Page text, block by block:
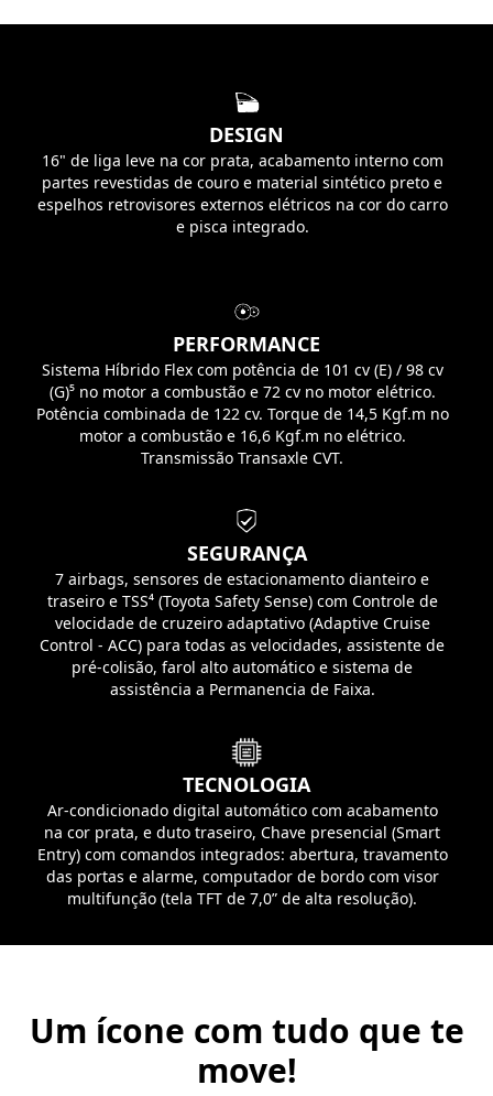
DESIGN
16" de liga leve na cor prata, acabamento interno com
partes revestidas de couro e material sintético preto e
espelhos retrovisores externos elétricos na cor do carro
e pisca integrado.
PERFORMANCE
Sistema Híbrido Flex com potência de 101 cv (E) / 98 cv
(G)⁵ no motor a combustão e 72 cv no motor elétrico.
Potência combinada de 122 cv. Torque de 14,5 Kgf.m no
motor a combustão e 16,6 Kgf.m no elétrico.
Transmissão Transaxle CVT.
SEGURANÇA
7 airbags, sensores de estacionamento dianteiro e
traseiro e TSS⁴ (Toyota Safety Sense) com Controle de
velocidade de cruzeiro adaptativo (Adaptive Cruise
Control - ACC) para todas as velocidades, assistente de
pré-colisão, farol alto automático e sistema de
assistência a Permanencia de Faixa.
TECNOLOGIA
Ar-condicionado digital automático com acabamento
na cor prata, e duto traseiro, Chave presencial (Smart
Entry) com comandos integrados: abertura, travamento
das portas e alarme, computador de bordo com visor
multifunção (tela TFT de 7,0” de alta resolução).
Um ícone com tudo que te
move!